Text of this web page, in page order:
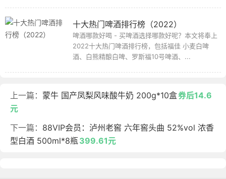
十大热门啤酒排行榜（2022）
啤酒哪款好喝 - 买啤酒选择哪款好呢？本文将奉上
2022十大热门啤酒排行榜，包括福佳 小麦白啤
酒、白熊精酿白啤、罗斯福10号啤酒、...
上一篇： 蒙牛 国产凤梨风味酸牛奶 200g*10盒券后14.6
元
下一篇： 88VIP会员：泸州老窖 六年窖头曲 52%vol 浓香
型白酒 500ml*8瓶399.61元